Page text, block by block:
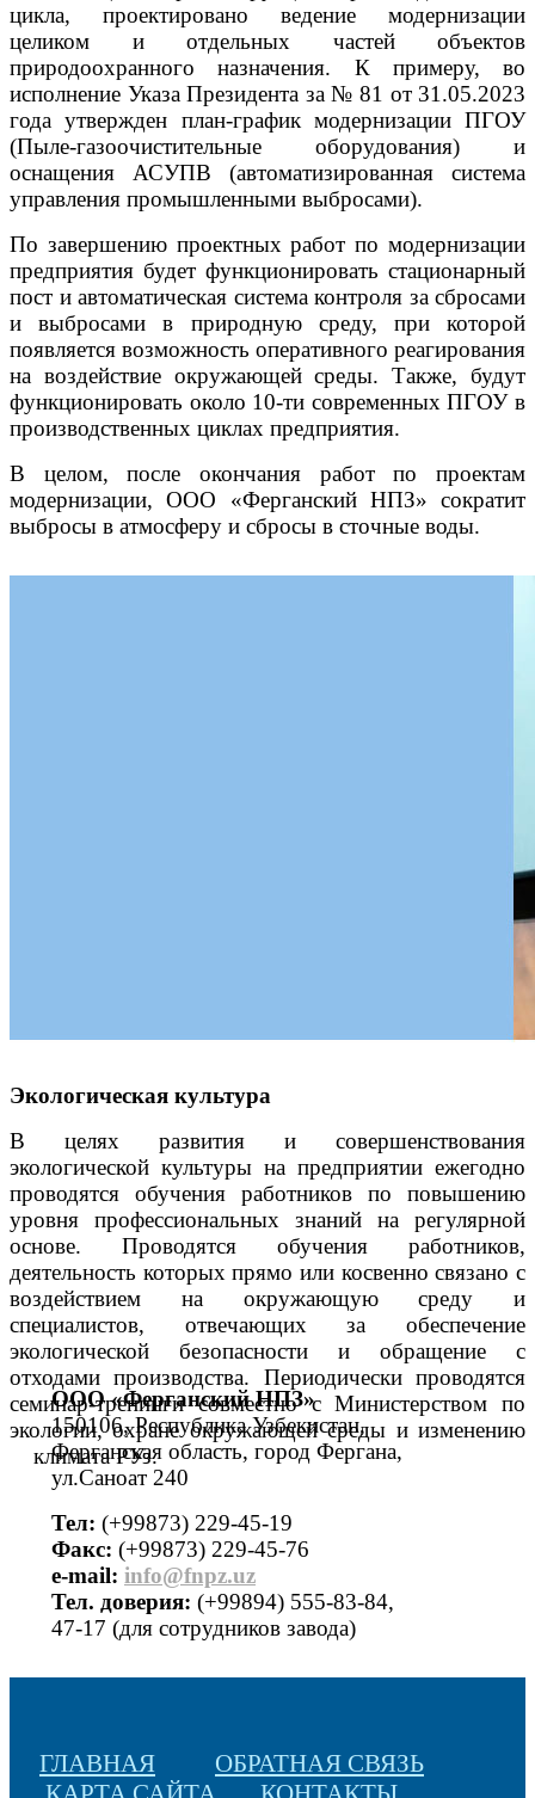
цикла, проектировано ведение модернизации
целиком и отдельных частей объектов
природоохранного назначения. К примеру, во
исполнение Указа Президента за № 81 от 31.05.2023
года утвержден план-график модернизации ПГОУ
(Пыле-газоочистительные оборудования) и
оснащения АСУПВ (автоматизированная система
управления промышленными выбросами).
По завершению проектных работ по модернизации
предприятия будет функционировать стационарный
пост и автоматическая система контроля за сбросами
и выбросами в природную среду, при которой
появляется возможность оперативного реагирования
на воздействие окружающей среды. Также, будут
функционировать около 10-ти современных ПГОУ в
производственных циклах предприятия.
В целом, после окончания работ по проектам
модернизации, ООО «Ферганский НПЗ» сократит
выбросы в атмосферу и сбросы в сточные воды.
Экологическая культура
В целях развития и совершенствования
экологической культуры на предприятии ежегодно
проводятся обучения работников по повышению
уровня профессиональных знаний на регулярной
основе. Проводятся обучения работников,
деятельность которых прямо или косвенно связано с
воздействием на окружающую среду и
специалистов, отвечающих за обеспечение
экологической безопасности и обращение с
отходами производства. Периодически проводятся
семинар-тренинги совместно с Министерством по
экологии, охране окружающей среды и изменению
климата РУз.
ООО «Ферганский НПЗ»
150106, Республика Узбекистан,
Ферганская область, город Фергана,
ул.Саноат 240
Тел: (+99873) 229-45-19
Факс: (+99873) 229-45-76
е-mail: info@fnpz.uz
Тел. доверия: (+99894) 555-83-84,
47-17 (для сотрудников завода)
ГЛАВНАЯ
ОБРАТНАЯ СВЯЗЬ